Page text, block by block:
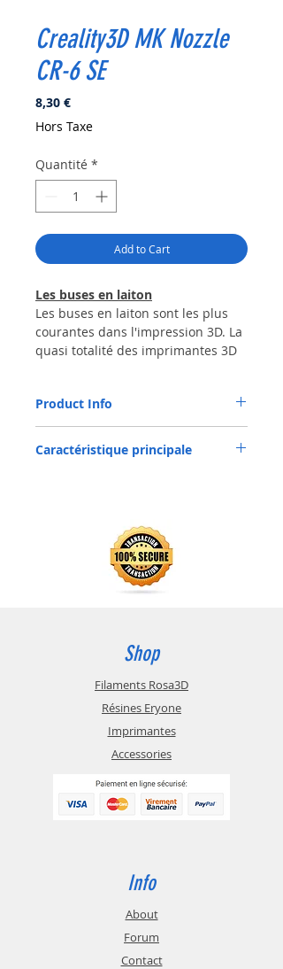
Creality3D MK Nozzle
CR-6 SE
8,30 €Prix
Hors Taxe
Quantité *
Add to Cart
Les buses en laiton
Les buses en laiton sont les plus
courantes dans l'impression 3D. La
quasi totalité des imprimantes 3D
l'impression des matériaux les plus
répandus et les plus communs tels
que le PLA, l'ABS, le flexible, le
plus adaptées à l'impression 3D.
Aussi si vous avez un doute lors du
choix de matériau de la buse, le
laiton est la solution la plus
Product Info
Caractéristique principale
Shop
Filaments Rosa3D
Résines Eryone
Imprimantes
Accessories
Info
About
Forum
Contact